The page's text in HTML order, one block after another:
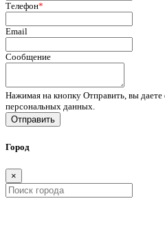
Телефон*
Email
Сообщение
Нажимая на кнопку Отправить, вы даете
персональных данных.
Отправить
Город
×